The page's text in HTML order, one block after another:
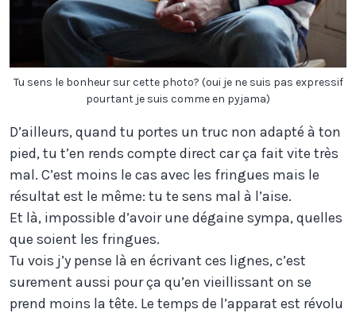
Tu sens le bonheur sur cette photo? (oui je ne suis pas expressif
pourtant je suis comme en pyjama)
D’ailleurs, quand tu portes un truc non adapté à ton
pied, tu t’en rends compte direct car ça fait vite très
mal. C’est moins le cas avec les fringues mais le
résultat est le même: tu te sens mal à l’aise.
Et là, impossible d’avoir une dégaine sympa, quelles
que soient les fringues.
Tu vois j’y pense là en écrivant ces lignes, c’est
surement aussi pour ça qu’en vieillissant on se
prend moins la tête. Le temps de l’apparat est révolu